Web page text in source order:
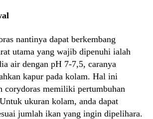
nantinya dapat berkembang
utama yang wajib dipenuhi ialah
air dengan pH 7-7,5, caranya
kapur pada kolam. Hal ini
corydoras memiliki pertumbuhan
ukuran kolam, anda dapat
jumlah ikan yang ingin dipelihara.